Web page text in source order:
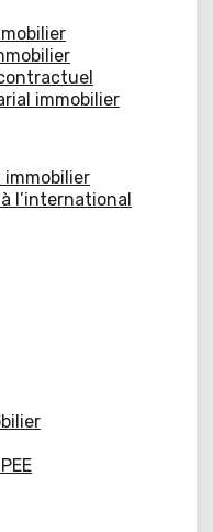
immobilier
immobilier
l’international